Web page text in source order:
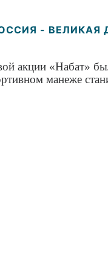
- ВЕЛИКАЯ
акции «Набат»
манеже